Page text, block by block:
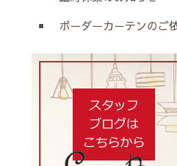
ボーダーカーテンのご